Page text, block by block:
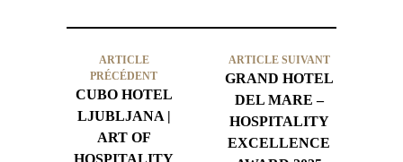
ARTICLE
PRÉCÉDENT
CUBO HOTEL
LJUBLJANA |
ART OF
HOSPITALITY
ARTICLE SUIVANT
GRAND HOTEL
DEL MARE –
HOSPITALITY
EXCELLENCE